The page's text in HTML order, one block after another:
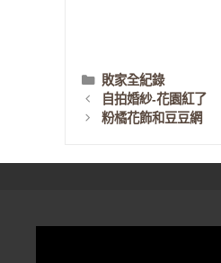
分
類
敗家全紀錄
自拍婚紗-花園紅了
粉橘花飾和豆豆網